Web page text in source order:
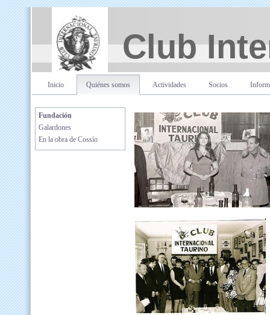
Club
Inicio Quiénes somos Actividades Socios
Fundación
Galardones
En la obra de Cossío